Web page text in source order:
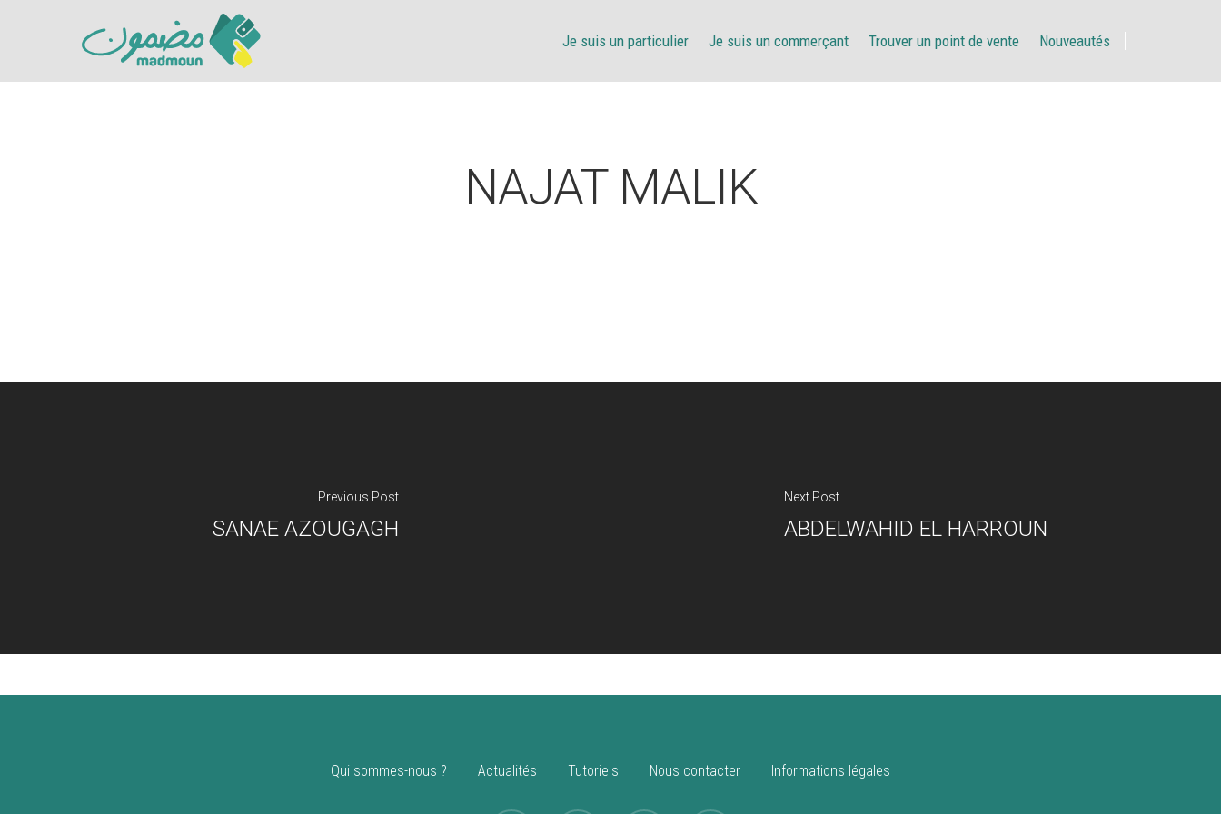
Je suis un particulier Je suis un commerçant Trouver un point de vente Nouveautés
NAJAT MALIK
Previous Post
SANAE AZOUGAGH
Next Post
ABDELWAHID EL HARROUN
Qui sommes-nous ? Actualités Tutoriels Nous contacter Informations légales